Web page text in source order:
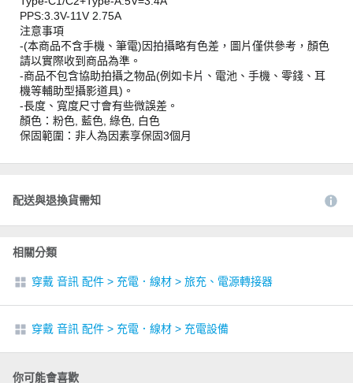
PPS:3.3V-11V 2.75A
注意事項
-(本商品不含手機、筆電)因拍攝略有色差，圖片僅供參考，顏色
請以實際收到商品為準。
-商品不包含協助拍攝之物品(例如卡片、電池、手機、零錢、耳
機等輔助型攝影道具)。
-長度、寬度尺寸會有些微誤差。
顏色：粉色, 藍色, 綠色, 白色
保固範圍：非人為因素享保固3個月
配送與退換貨需知
相關分類
穿戴 音訊 配件 > 充電．線材 > 旅充、電源轉接器
穿戴 音訊 配件 > 充電．線材 > 充電設備
你可能會喜歡